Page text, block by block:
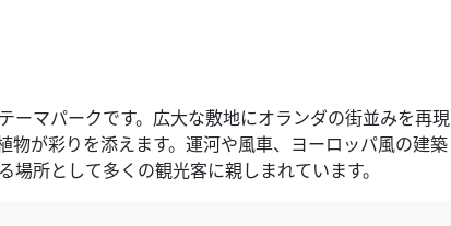
ーマパークです。広大な敷地にオランダの街並みを再現
物が彩りを添えます。運河や風車、ヨーロッパ風の建築
所として多くの観光客に親しまれています。